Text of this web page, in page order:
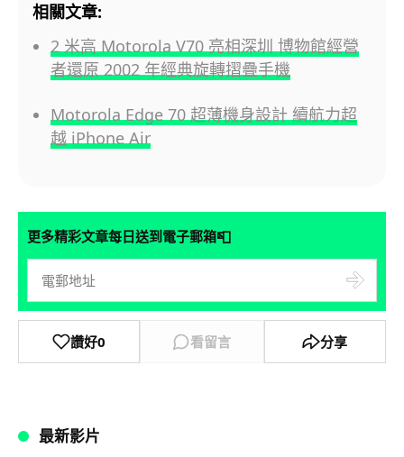
相關文章:
2 米高 Motorola V70 亮相深圳 博物館經營
者還原 2002 年經典旋轉摺疊手機
Motorola Edge 70 超薄機身設計 續航力超
越 iPhone Air
更多精彩文章每日送到電子郵箱📮
讚好0 看留言 分享
最新影片